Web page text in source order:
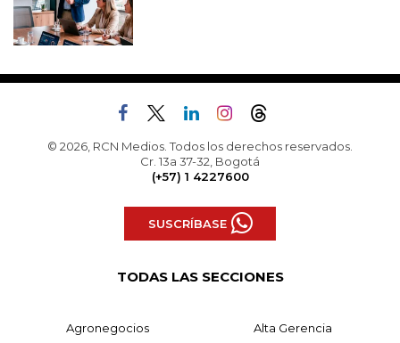
© 2026, RCN Medios. Todos los derechos reservados.
Cr. 13a 37-32, Bogotá
(+57) 1 4227600
SUSCRÍBASE
TODAS LAS SECCIONES
Agronegocios Alta Gerencia